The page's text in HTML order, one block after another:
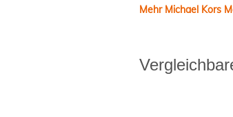
Mehr Michael Kors